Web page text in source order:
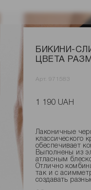
БИКИНИ-
ЦВЕТА
Арт. 971583
1 190 UAH
Лаконичные
классического
обеспечивает
Выполнены из
атласным
Отлично
так и с
создавать